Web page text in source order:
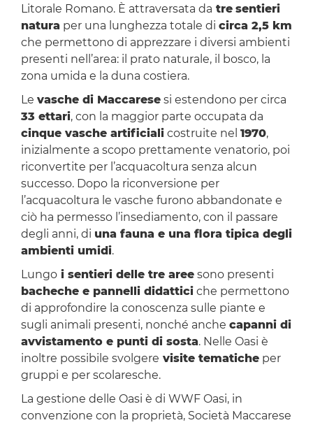
Litorale Romano. È attraversata da tre sentieri
natura per una lunghezza totale di circa 2,5 km
che permettono di apprezzare i diversi ambienti
presenti nell’area: il prato naturale, il bosco, la
zona umida e la duna costiera.
Le vasche di Maccaresesi estendono per circa
33 ettari, con la maggior parte occupata da
cinque vasche artificialicostruite nel 1970,
inizialmente a scopo prettamente venatorio, poi
riconvertite per l’acquacoltura senza alcun
successo. Dopo la riconversione per
l’acquacoltura le vasche furono abbandonate e
ciò ha permesso l’insediamento, con il passare
degli anni, di una fauna e una flora tipica degli
ambienti umidi.
Lungoi sentieri delle tre areesono presenti
bacheche e pannelli didatticiche permettono
di approfondire la conoscenza sulle piante e
sugli animali presenti, nonché anche capanni di
avvistamento e punti di sosta. Nelle Oasi è
inoltre possibile svolgere visite tematicheper
gruppi e per scolaresche.
La gestione delle Oasi è di WWF Oasi, in
convenzione con la proprietà, Società Maccarese